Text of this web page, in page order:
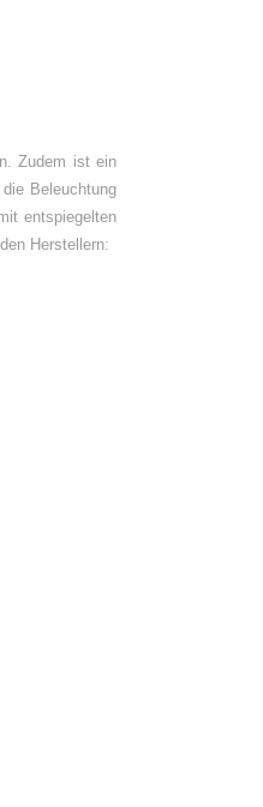
Zudem ist ein
Beleuchtung
entspiegelten
Herstellern: